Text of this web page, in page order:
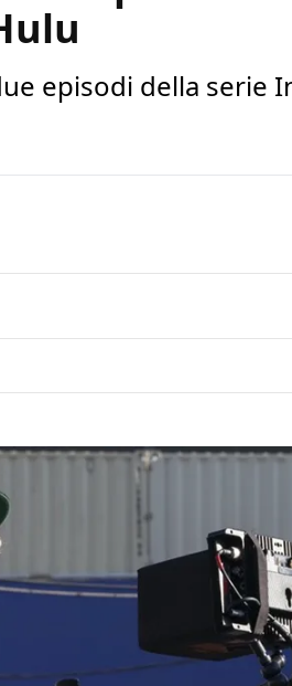
episodi della serie